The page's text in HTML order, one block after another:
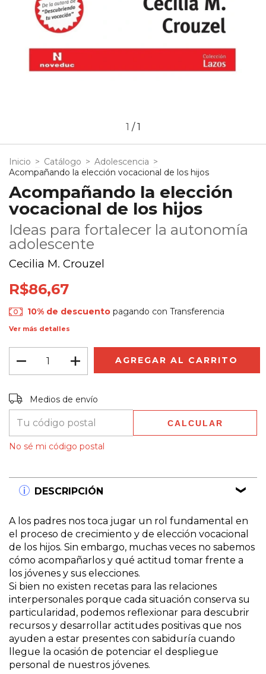
1 /1
Inicio > Catálogo > Adolescencia >
Acompañando la elección vocacional de los hijos
Acompañando la elección
vocacional de los hijos
Ideas para fortalecer la autonomía
adolescente
Cecilia M. Crouzel
R$86,67
10% de descuento pagando con Transferencia
Ver más detalles
Entregas para el CP:
Medios de envío
CALCULAR
No sé mi código postal
DESCRIPCIÓN
A los padres nos toca jugar un rol fundamental en
el proceso de crecimiento y de elección vocacional
de los hijos. Sin embargo, muchas veces no sabemos
cómo acompañarlos y qué actitud tomar frente a
los jóvenes y sus elecciones.
Si bien no existen recetas para las relaciones
interpersonales porque cada situación conserva su
particularidad, podemos reflexionar para descubrir
recursos y desarrollar actitudes positivas que nos
ayuden a estar presentes con sabiduría cuando
llegue la ocasión de potenciar el despliegue
personal de nuestros jóvenes.